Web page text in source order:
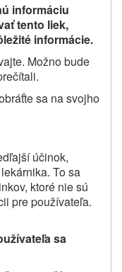
informáciu
tento liek,
informácie.
Možno bude
sa na svojho
účinok,
To sa
ktoré nie sú
pre používateľa.
sa